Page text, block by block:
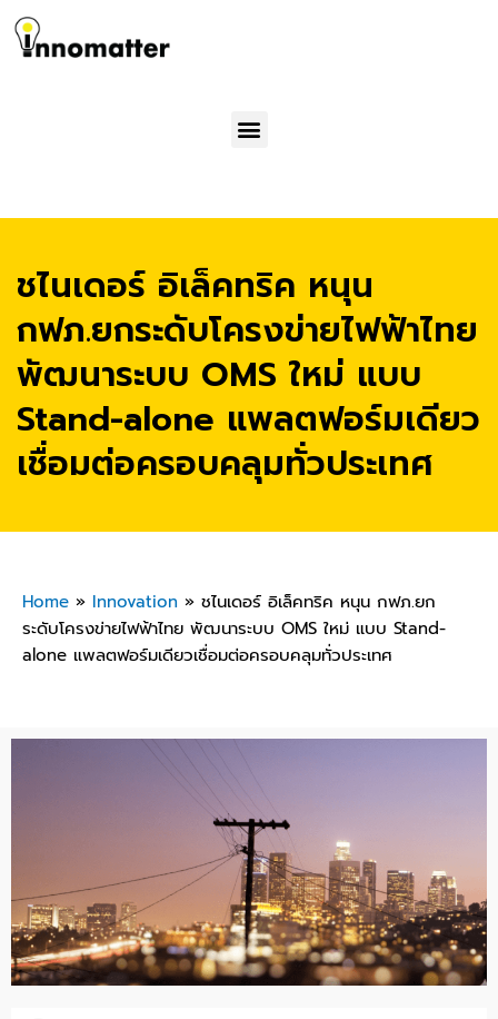
Menu
ชไนเดอร์ อิเล็คทริค หนุน
กฟภ.ยกระดับโครงข่ายไฟฟ้าไทย
พัฒนาระบบ OMS ใหม่ แบบ
Stand-alone แพลตฟอร์มเดียว
เชื่อมต่อครอบคลุมทั่วประเทศ
Home » Innovation » ชไนเดอร์ อิเล็คทริค หนุน กฟภ.ยก
ระดับโครงข่ายไฟฟ้าไทย พัฒนาระบบ OMS ใหม่ แบบ Stand-
alone แพลตฟอร์มเดียวเชื่อมต่อครอบคลุมทั่วประเทศ